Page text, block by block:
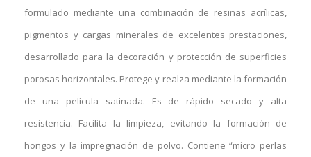
formulado mediante una combinación de resinas acrílicas,
pigmentos y cargas minerales de excelentes prestaciones,
desarrollado para la decoración y protección de superficies
porosas horizontales. Protege y realza mediante la formación
de una película satinada. Es de rápido secado y alta
resistencia. Facilita la limpieza, evitando la formación de
hongos y la impregnación de polvo. Contiene “micro perlas